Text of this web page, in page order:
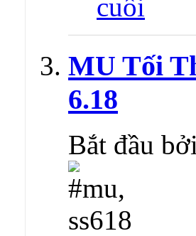
MU Tối
6.18
Bắt đầu bởi